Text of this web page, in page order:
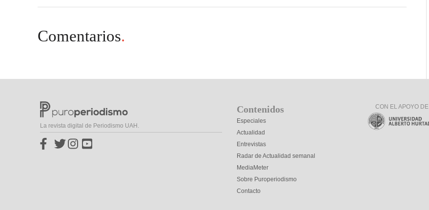
Comentarios.
La revista digital de Periodismo UAH.
Contenidos
Especiales
Actualidad
Entrevistas
Radar de Actualidad semanal
MediaMeter
Sobre Puroperiodismo
Contacto
CON EL APOYO DE